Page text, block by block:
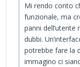
Mi rendo conto
funzionale, ma
panni
dubbi.
potrebbe fare la
immagino ci